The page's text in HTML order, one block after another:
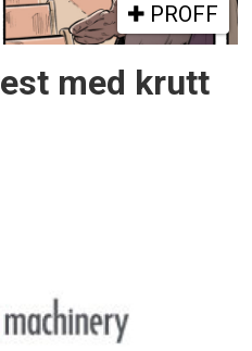
PROFF
med krutt